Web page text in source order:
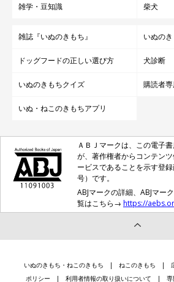
雑学・豆知識 柴犬
雑誌『いぬのきもち』 いぬの
ドッグフードの正しい選び方 犬診断
いぬのきもちクイズ 購読者
いぬ・ねこのきもちアプリ
ＡＢＪマークは、この電子
が、著作権者からコンテン
ービスであることを示す登
号）です。
ABJマークの詳細、ABJマー
覧はこちら→ https://
いぬのきもち・ねこのきもち ねこのきもち
ポリシー
利用者情報の取り扱いについて 専